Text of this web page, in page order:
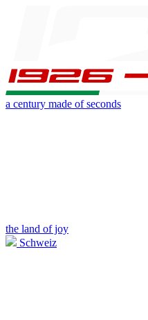
a century made of seconds
the land of joy
Schweiz